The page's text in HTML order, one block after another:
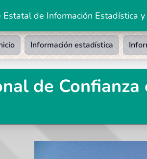
Estatal de Información Estadística
Información estadística
de